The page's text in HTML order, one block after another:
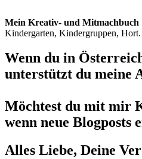
Mein Kreativ- und Mitmachbuch
Kindergarten, Kindergruppen, Hort.
Wenn du in
unterstützt du meine
Möchtest du mit mir
wenn neue Blogposts
Alles Liebe, Deine